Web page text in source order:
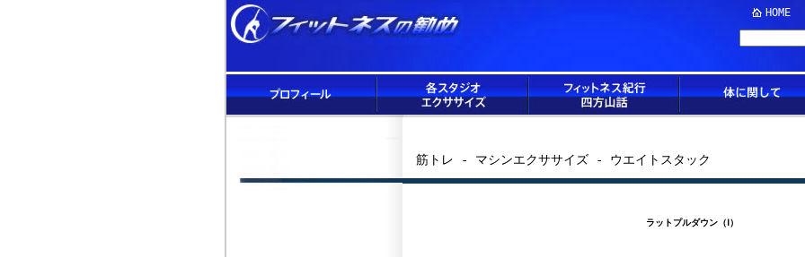
HOME
筋トレ - マシンエクササイズ - ウエイトスタック
ラットプルダウン（Ⅰ）